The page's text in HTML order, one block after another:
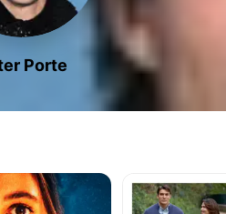
Porte
Era
Uma
Vez